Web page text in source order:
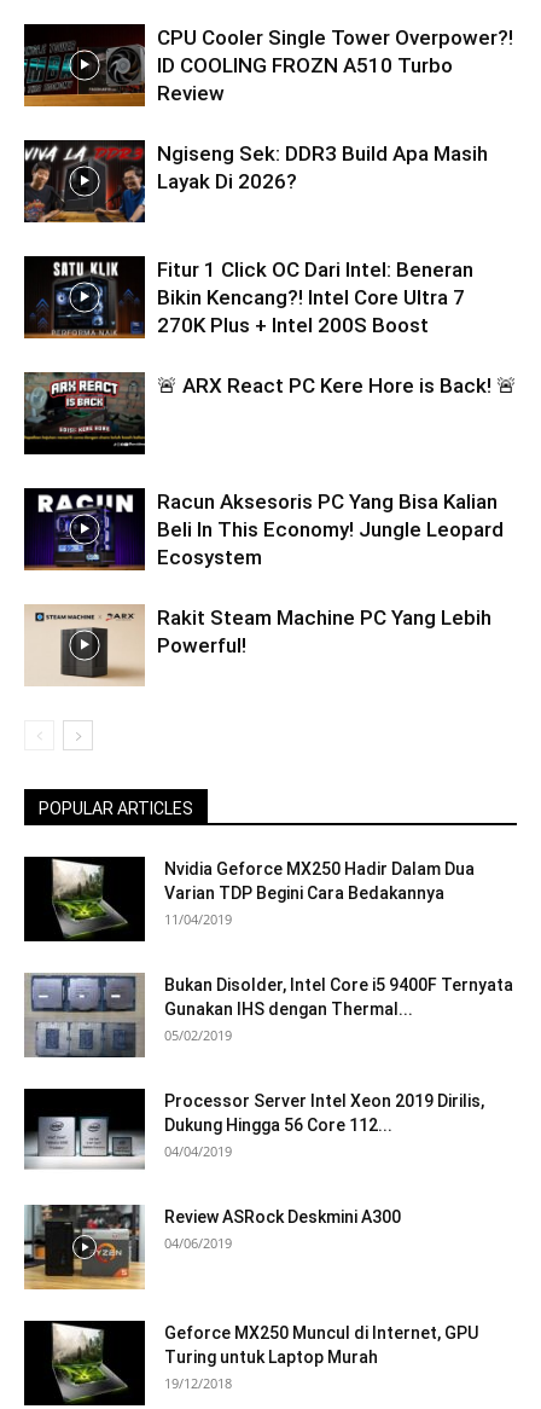
CPU Cooler Single Tower Overpower?!
ID COOLING FROZN A510 Turbo
Review
Ngiseng Sek: DDR3 Build Apa Masih
Layak Di 2026?
Fitur 1 Click OC Dari Intel: Beneran
Bikin Kencang?! Intel Core Ultra 7
270K Plus + Intel 200S Boost
🚨 ARX React PC Kere Hore is Back! 🚨
Racun Aksesoris PC Yang Bisa Kalian
Beli In This Economy! Jungle Leopard
Ecosystem
Rakit Steam Machine PC Yang Lebih
Powerful!
POPULAR ARTICLES
Nvidia Geforce MX250 Hadir Dalam Dua
Varian TDP Begini Cara Bedakannya
11/04/2019
Bukan Disolder, Intel Core i5 9400F Ternyata
Gunakan IHS dengan Thermal...
05/02/2019
Processor Server Intel Xeon 2019 Dirilis,
Dukung Hingga 56 Core 112...
04/04/2019
Review ASRock Deskmini A300
04/06/2019
Geforce MX250 Muncul di Internet, GPU
Turing untuk Laptop Murah
19/12/2018